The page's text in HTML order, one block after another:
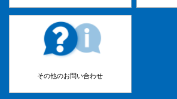
その他のお問い合わせ